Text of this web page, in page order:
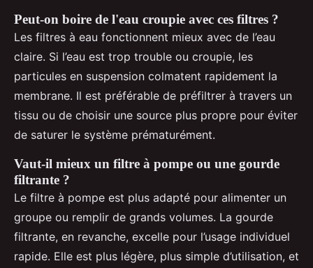
Peut-on boire de l'eau croupie avec ces filtres ?
Les filtres à eau fonctionnent mieux avec de l’eau
claire. Si l’eau est trop trouble ou croupie, les
particules en suspension colmatent rapidement la
membrane. Il est préférable de préfiltrer à travers un
tissu ou de choisir une source plus propre pour éviter
de saturer le système prématurément.
Vaut-il mieux un filtre à pompe ou une gourde
filtrante ?
Le filtre à pompe est plus adapté pour alimenter un
groupe ou remplir de grands volumes. La gourde
filtrante, en revanche, excelle pour l’usage individuel
rapide. Elle est plus légère, plus simple d’utilisation, et